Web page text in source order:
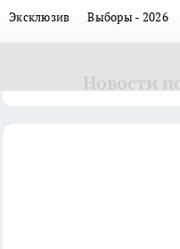
Эксклюзив Выборы - 2026